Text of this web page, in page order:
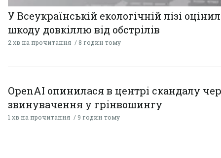
У Всеукраїнській екологічній лізі
шкоду довкіллю від обстрілів
2 хв на прочитання 8 годин тому
OpenAI опинилася в центрі скандалу
звинувачення у грінвошингу
1 хв на прочитання 9 годин тому